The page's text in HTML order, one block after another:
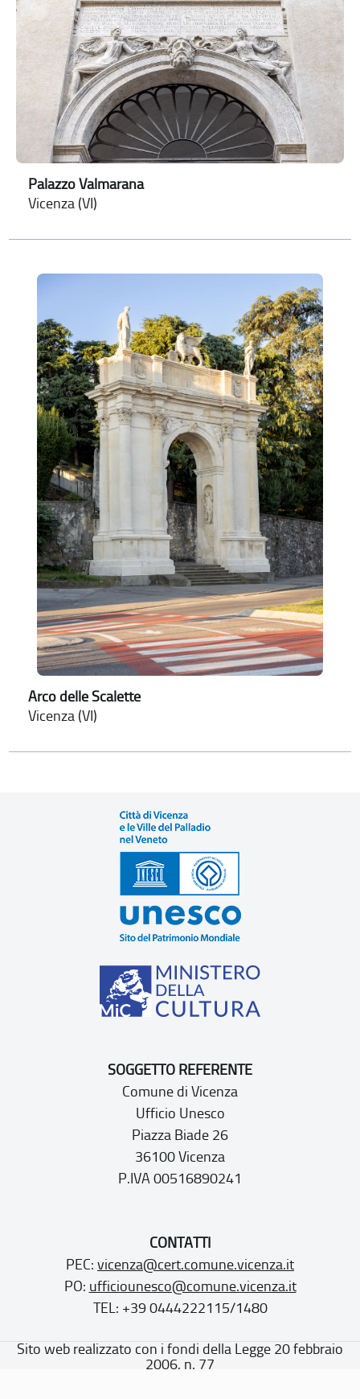
Palazzo Valmarana
Vicenza (VI)
Arco delle Scalette
Vicenza (VI)
SOGGETTO REFERENTE
Comune di Vicenza
Ufficio Unesco
Piazza Biade 26
36100 Vicenza
P.IVA 00516890241
CONTATTI
PEC: vicenza@cert.comune.vicenza.it
PO: ufficiounesco@comune.vicenza.it
TEL: +39 0444222115/1480
Sito web realizzato con i fondi della Legge 20 febbraio
2006, n. 77